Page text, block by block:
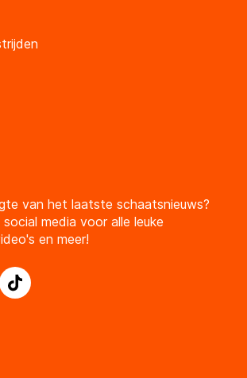
van het laatste schaatsnieuws?
media voor alle leuke
en meer!